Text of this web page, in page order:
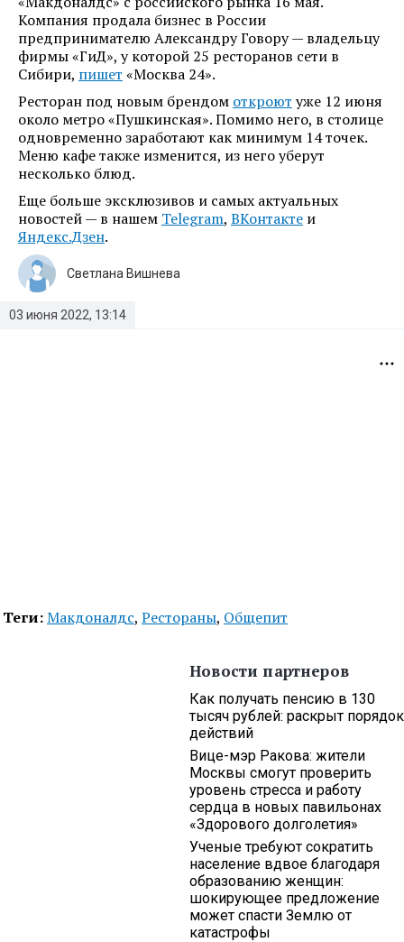
Компания продала бизнес в России
предпринимателю Александру Говору — владельцу
фирмы «ГиД», у которой 25 ресторанов сети в
Сибири, пишет «Москва 24».
Ресторан под новым брендом откроют уже 12 июня
около метро «Пушкинская». Помимо него, в столице
одновременно заработают как минимум 14 точек.
Меню кафе также изменится, из него уберут
несколько блюд.
Еще больше эксклюзивов и самых актуальных
новостей — в нашем Telegram, ВКонтакте и
Яндекс.Дзен.
03 июня 2022, 13:14
Светлана Вишнева
Теги:Макдоналдс, Рестораны, Общепит
Новости партнеров
Как получать пенсию в 130
тысяч рублей: раскрыт порядок
действий
Вице-мэр Ракова: жители
Москвы смогут проверить
уровень стресса и работу
сердца в новых павильонах
«Здорового долголетия»
Ученые требуют сократить
население вдвое благодаря
образованию женщин:
шокирующее предложение
может спасти Землю от
катастрофы